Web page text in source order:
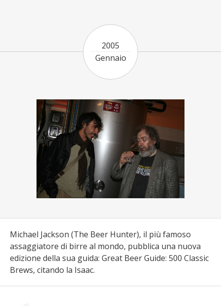
Michael Jackson (The Beer Hunter), il più famoso
assaggiatore di birre al mondo, pubblica una nuova
edizione della sua guida: Great Beer Guide: 500 Classic
Brews, citando la Isaac.
2005
Gennaio